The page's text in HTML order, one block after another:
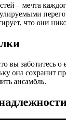
– мечта
что они
вы заботитесь
она сохранит
ансамбль.